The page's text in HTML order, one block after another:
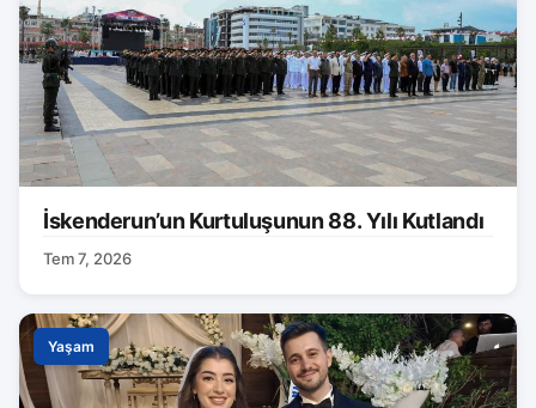
İskenderun’un Kurtuluşunun 88. Yılı Kutlandı
Tem 7, 2026
Yaşam